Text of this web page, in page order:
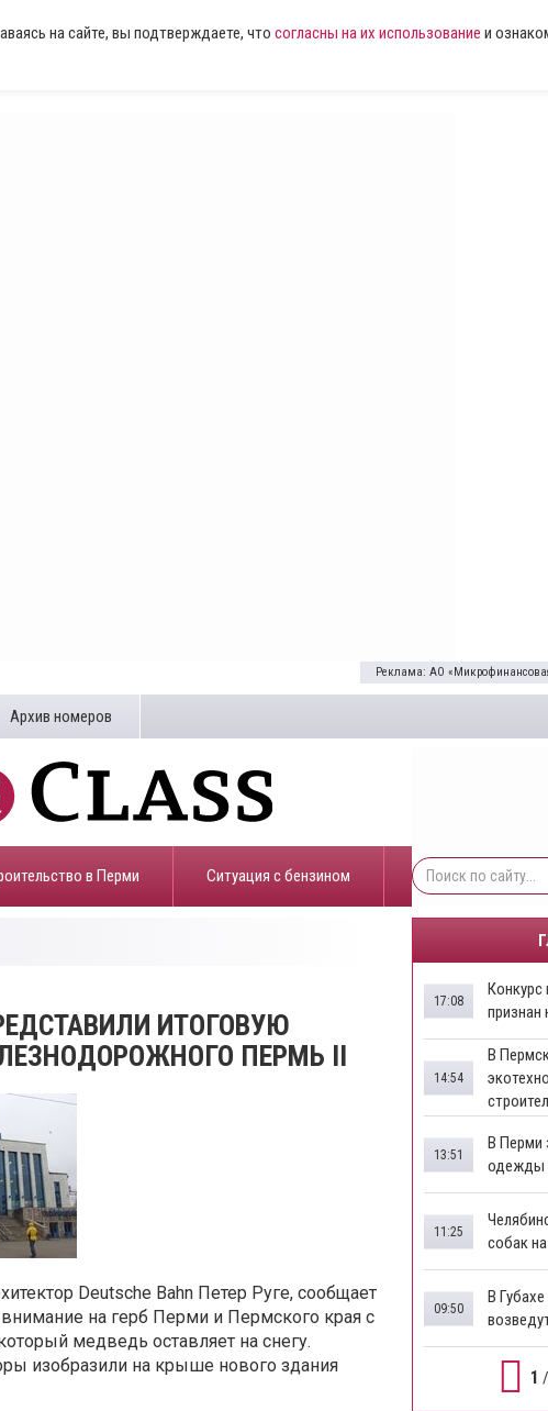
на сайте, вы подтверждаете, что согласны на их использование и
Реклама: АО
Архив номеров
в Перми ​Ситуация с бензином
ИТОГОВУЮ
ПЕРМЬ II
Deutsche Bahn Петер Руге, сообщает
на герб Перми и Пермского края с
медведь оставляет на снегу.
изобразили на крыше нового здания
Конкурс
признан
17:08
В
14:54
В Перми
одежды
13:51
собак
11:25
В
09:50
1 /